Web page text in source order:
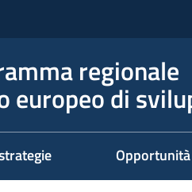
regionale
europeo di
Opportunità